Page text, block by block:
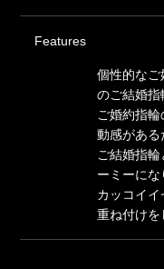
Features
個性的なご
のご結婚指
ご婚約指
動感がある
ご結婚指
ーミーに
カッコイ
重ね付け